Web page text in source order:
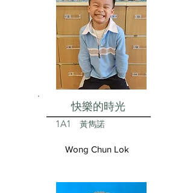
快樂的時光
1A1 黃雋諾
Wong Chun Lok